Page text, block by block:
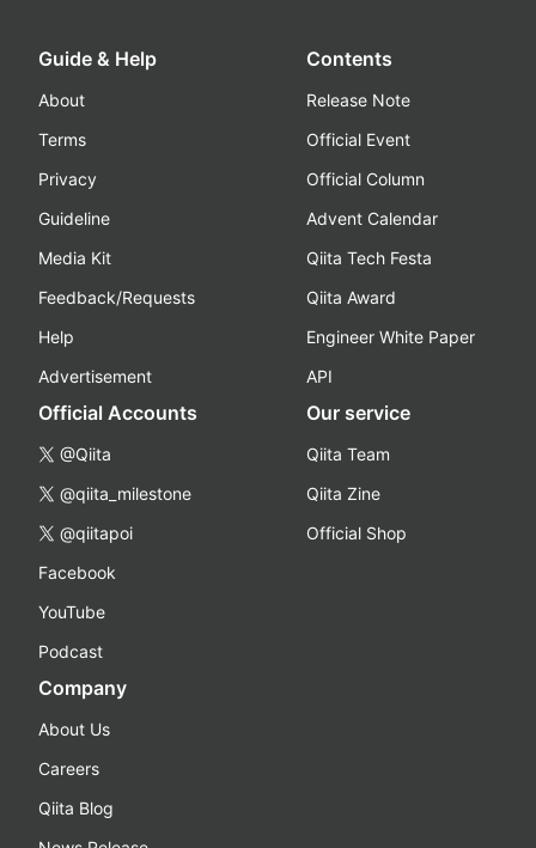
Guide & Help
About
Terms
Privacy
Guideline
Media Kit
Feedback/Requests
Help
Advertisement
Contents
Release Note
Official Event
Official Column
Advent Calendar
Qiita Tech Festa
Qiita Award
Engineer White Paper
API
Official Accounts
@Qiita
@qiita_milestone
@qiitapoi
Facebook
YouTube
Podcast
Our service
Qiita Team
Qiita Zine
Official Shop
Company
About Us
Careers
Qiita Blog